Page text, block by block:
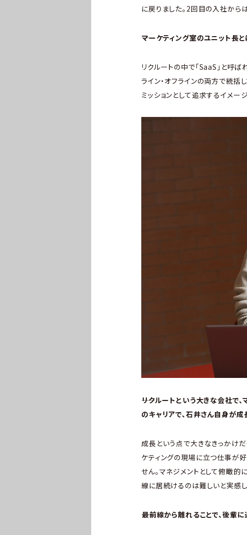
に戻りました。2回目の入社から
――マーケティング室のユニット長
リクルートの中で「SaaS」と呼
ライン・オフラインの両方で統括
ミッションとして追求するイメージ
――リクルートという大きな会社
のキャリアで、石井さん自身が成
成長という点で大きなきっかけ
ケティングの現場に立つ仕事が
せん。マネジメントとして俯瞰
線に居続けるのは難しいと実感
――最前線から離れることで、後